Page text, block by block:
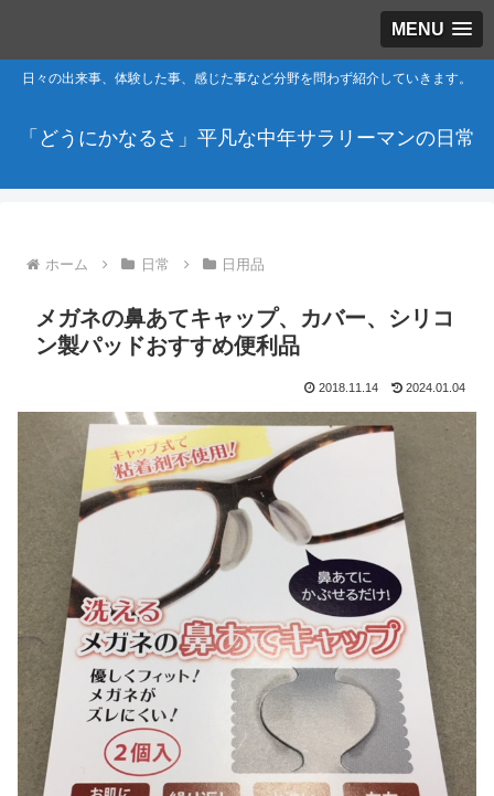
MENU
日々の出来事、体験した事、感じた事など分野を問わず紹介していきます。
「どうにかなるさ」平凡な中年サラリーマンの日常
ホーム 日常 日用品
メガネの鼻あてキャップ、カバー、シリコ
ン製パッドおすすめ便利品
2018.11.14 2024.01.04